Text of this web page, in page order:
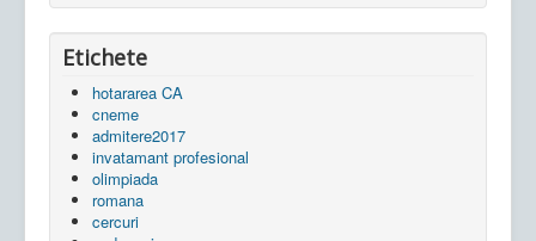
Etichete
hotararea CA
cneme
admitere2017
invatamant profesional
olimpiada
romana
cercuri